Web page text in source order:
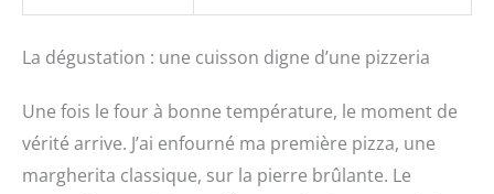
La dégustation : une cuisson digne d’une pizzeria
Une fois le four à bonne température, le moment de
vérité arrive. J’ai enfourné ma première pizza, une
margherita classique, sur la pierre brûlante. Le